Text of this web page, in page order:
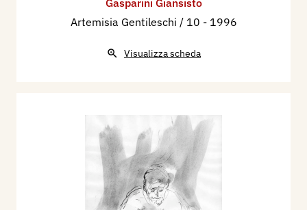
Artemisia Gentileschi / 10 - 1996
Visualizza scheda